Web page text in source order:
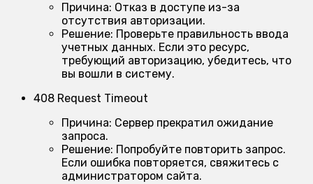
Причина: Отказ в доступе из-за
отсутствия авторизации.
Решение: Проверьте правильность ввода
учетных данных. Если это ресурс,
требующий авторизацию, убедитесь, что
вы вошли в систему.
408 Request Timeout
Причина: Сервер прекратил ожидание
запроса.
Решение: Попробуйте повторить запрос.
Если ошибка повторяется, свяжитесь с
администратором сайта.